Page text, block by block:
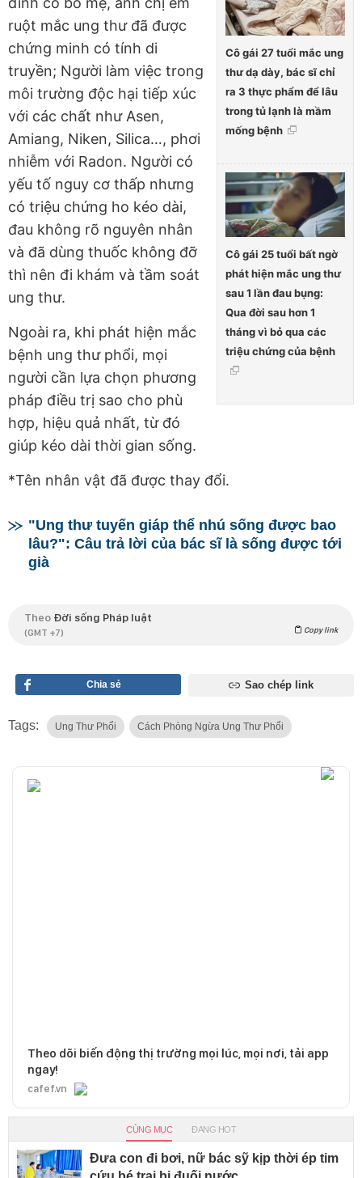
Cô gái 27 tuổi mắc ung
thư dạ dày, bác sĩ chỉ
ra 3 thực phẩm để lâu
trong tủ lạnh là mầm
mống bệnh
Cô gái 25 tuổi bất ngờ
phát hiện mắc ung thư
sau 1 lần đau bụng:
Qua đời sau hơn 1
tháng vì bỏ qua các
triệu chứng của bệnh
ruột mắc ung thư đã được
chứng minh có tính di
truyền; Người làm việc trong
môi trường độc hại tiếp xúc
với các chất như Asen,
Amiang, Niken, Silica…, phơi
nhiễm với Radon. Người có
yếu tố nguy cơ thấp nhưng
có triệu chứng ho kéo dài,
đau không rõ nguyên nhân
và đã dùng thuốc không đỡ
thì nên đi khám và tầm soát
ung thư.
Ngoài ra, khi phát hiện mắc
bệnh ung thư phổi, mọi
người cần lựa chọn phương
pháp điều trị sao cho phù
hợp, hiệu quả nhất, từ đó
giúp kéo dài thời gian sống.
*Tên nhân vật đã được thay đổi.
"Ung thư tuyến giáp thể nhú sống được bao
lâu?": Câu trả lời của bác sĩ là sống được tới
già
Theo Đời sống Pháp luật
(GMT +7) Copy link
Chia sẻ Sao chép link
Tags: Ung Thư Phổi Cách Phòng Ngừa Ung Thư Phổi
Theo dõi biến động thị trường mọi lúc, mọi nơi, tải app
ngay!
cafef.vn
CÙNG MỤC ĐANG HOT
Đưa con đi bơi, nữ bác sỹ kịp thời ép tim